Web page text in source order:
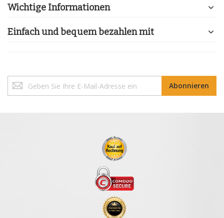
Wichtige Informationen
Einfach und bequem bezahlen mit
Sie
sich
Abonnieren